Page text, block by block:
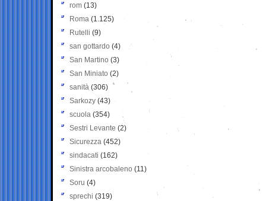
rom (13)
Roma (1.125)
Rutelli (9)
san gottardo (4)
San Martino (3)
San Miniato (2)
sanità (306)
Sarkozy (43)
scuola (354)
Sestri Levante (2)
Sicurezza (452)
sindacati (162)
Sinistra arcobaleno (11)
Soru (4)
sprechi (319)